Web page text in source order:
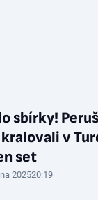
sbírky!
v
set
202520:19